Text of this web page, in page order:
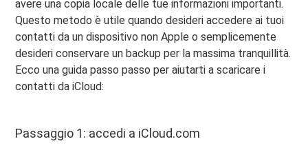
avere una copia locale delle tue informazioni importanti.
Questo metodo è utile quando desideri accedere ai tuoi
contatti da un dispositivo non Apple o semplicemente
desideri conservare un backup per la massima tranquillità.
Ecco una guida passo passo per aiutarti a scaricare i
contatti da iCloud:
Passaggio 1: accedi a iCloud.com